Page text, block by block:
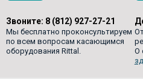
Звоните: 8 (812) 927-27-21
Мы бесплатно проконсультируем
по всем вопросам касающимся
оборудования Rittal.
О